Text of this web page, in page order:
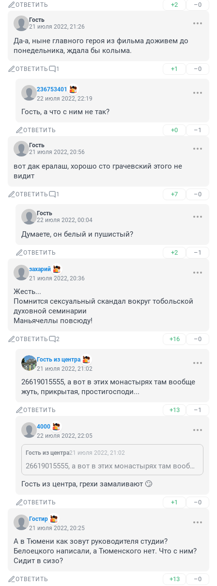
ОТВЕТИТЬ +2 –0
Гость
21 июля 2022, 21:26
Да-а, ныне главного героя из фильма доживем до
понедельника, ждала бы колыма.
ОТВЕТИТЬ 1 +1 –0
236753401
22 июля 2022, 22:19
Гость, а что с ним не так?
ОТВЕТИТЬ +0 –1
Гость
21 июля 2022, 20:56
вот дак ералаш, хорошо сто грачевский этого не
видит
ОТВЕТИТЬ 1 +7 –0
Гость
22 июля 2022, 00:04
Думаете, он белый и пушистый?
ОТВЕТИТЬ +2 –1
захарий
21 июля 2022, 20:36
Жесть...
Помнится сексуальный скандал вокруг тобольской
духовной семинарии
Маньячеллы повсюду!
ОТВЕТИТЬ 2 +16 –0
Гость из центра
21 июля 2022, 21:02
26619015555, а вот в этих монастырях там вообще
жуть, прикрытая, простигосподи...
ОТВЕТИТЬ +13 –1
4000
22 июля 2022, 22:05
Гость из центра21 июля 2022, 21:02
26619015555, а вот в этих монастырях там вообще жуть, прикрытая, простигосподи...
Гость из центра, грехи замаливают 🙄
ОТВЕТИТЬ +1 –0
Гостир
21 июля 2022, 20:25
А в Тюмени как зовут руководителя студии?
Белоецкого написали, а Тюменского нет. Что с ним?
Сидит в сизо?
ОТВЕТИТЬ +13 –0